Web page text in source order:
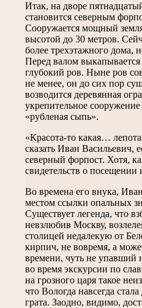
Итак, на дворе
становится северным
Сооружается мощный
высотой до 30 метров.
более трехэтажного дома,
Перед валом
глубокий ров. Ныне ров
не менее, он до сих пор
возводится деревянная
укрепительное
«рубленая сыпь».
«Красота-то какая…
сказать Иван Васильевич,
северный форпост. Хотя,
свидетельств о посещении
Во времена его внука,
местом ссылки опальных
Существует легенда, что
невзлюбив Москву,
столицей недалекую от
кирпич, не вовремя, а
времени, чуть не упавший
во время экскурсии по
на грозного царя такое
что Вологда навсегда
грата. Заодно, видимо,